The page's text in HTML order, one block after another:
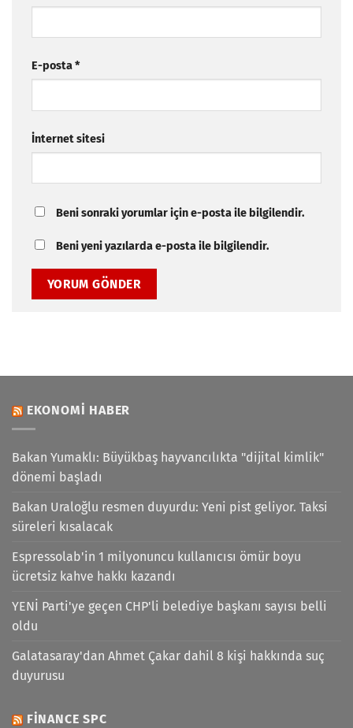
E-posta*
İnternet sitesi
Beni sonraki yorumlar için e-posta ile bilgilendir.
Beni yeni yazılarda e-posta ile bilgilendir.
EKONOMI HABER
Bakan Yumaklı: Büyükbaş hayvancılıkta "dijital kimlik"
dönemi başladı
Bakan Uraloğlu resmen duyurdu: Yeni pist geliyor. Taksi
süreleri kısalacak
Espressolab'in 1 milyonuncu kullanıcısı ömür boyu
ücretsiz kahve hakkı kazandı
YENİ Parti'ye geçen CHP'li belediye başkanı sayısı belli
oldu
Galatasaray'dan Ahmet Çakar dahil 8 kişi hakkında suç
duyurusu
FINANCE SPC